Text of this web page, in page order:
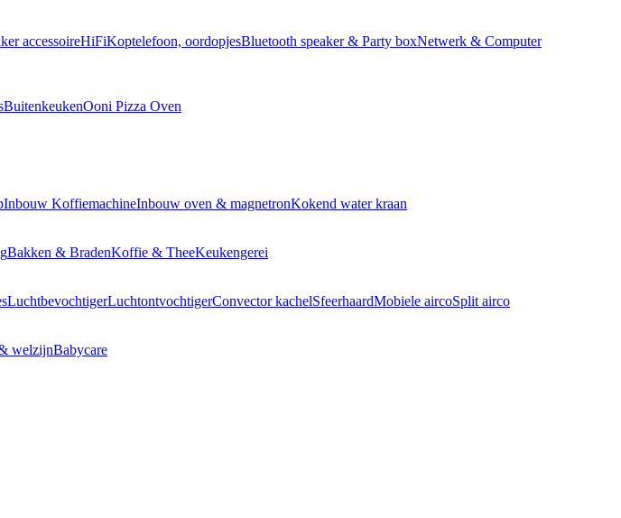
accessoireHiFiKoptelefoon, oordopjesBluetooth speaker & Party boxNetwerk & Computer
BuitenkeukenOoni Pizza Oven
Inbouw KoffiemachineInbouw oven & magnetronKokend water kraan
Bakken & BradenKoffie & TheeKeukengerei
LuchtbevochtigerLuchtontvochtigerConvector kachelSfeerhaardMobiele aircoSplit airco
welzijnBabycare